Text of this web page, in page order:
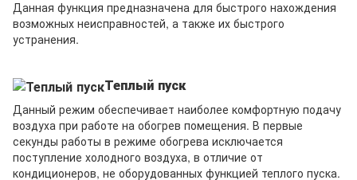
Данная функция предназначена для быстрого нахождения
возможных неисправностей, а также их быстрого
устранения.
Теплый пуск
Данный режим обеспечивает наиболее комфортную подачу
воздуха при работе на обогрев помещения. В первые
секунды работы в режиме обогрева исключается
поступление холодного воздуха, в отличие от
кондиционеров, не оборудованных функцией теплого пуска.